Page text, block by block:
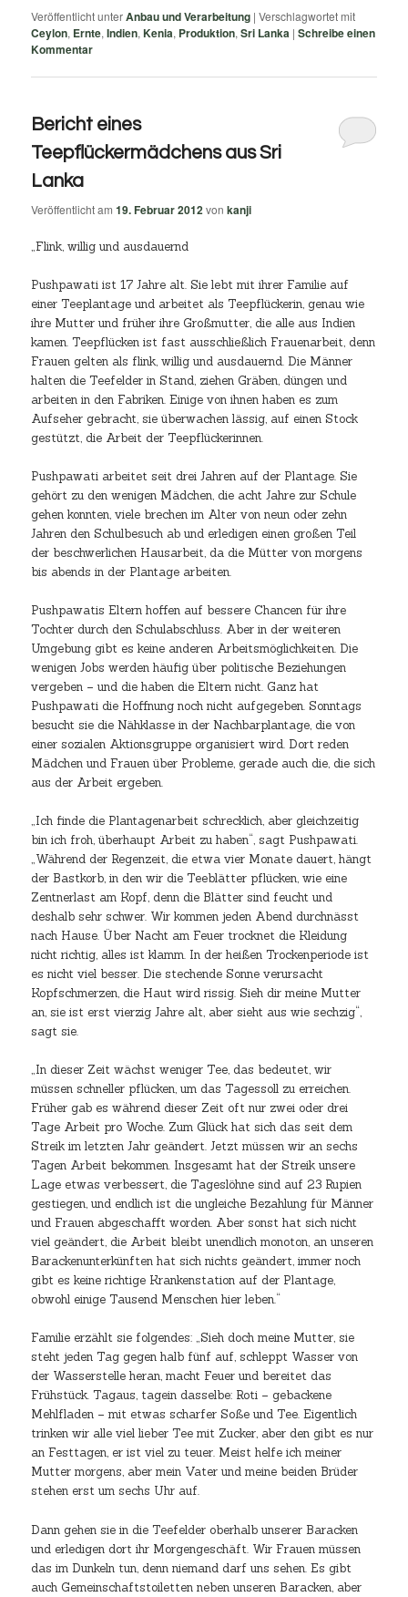
Veröffentlicht unterAnbau und Verarbeitung |Verschlagwortet mit
Ceylon, Ernte,Indien,Kenia, Produktion,Sri Lanka |Schreibe einen
Kommentar
Bericht eines
Teepflückermädchens aus Sri
Lanka
Veröffentlicht am19. Februar 2012 vonkanji
„Flink, willig und ausdauernd
Pushpawati ist 17 Jahre alt. Sie lebt mit ihrer Familie auf
einer Teeplantage und arbeitet als Teepflückerin, genau wie
ihre Mutter und früher ihre Großmutter, die alle aus Indien
kamen. Teepflücken ist fast ausschließlich Frauenarbeit, denn
Frauen gelten als flink, willig und ausdauernd. Die Männer
halten die Teefelder in Stand, ziehen Gräben, düngen und
arbeiten in den Fabriken. Einige von ihnen haben es zum
Aufseher gebracht, sie überwachen lässig, auf einen Stock
gestützt, die Arbeit der Teepflückerinnen.
Pushpawati arbeitet seit drei Jahren auf der Plantage. Sie
gehört zu den wenigen Mädchen, die acht Jahre zur Schule
gehen konnten, viele brechen im Alter von neun oder zehn
Jahren den Schulbesuch ab und erledigen einen großen Teil
der beschwerlichen Hausarbeit, da die Mütter von morgens
bis abends in der Plantage arbeiten.
Pushpawatis Eltern hoffen auf bessere Chancen für ihre
Tochter durch den Schulabschluss. Aber in der weiteren
Umgebung gibt es keine anderen Arbeitsmöglichkeiten. Die
wenigen Jobs werden häufig über politische Beziehungen
vergeben – und die haben die Eltern nicht. Ganz hat
Pushpawati die Hoffnung noch nicht aufgegeben. Sonntags
besucht sie die Nähklasse in der Nachbarplantage, die von
einer sozialen Aktionsgruppe organisiert wird. Dort reden
Mädchen und Frauen über Probleme, gerade auch die, die sich
aus der Arbeit ergeben.
„Ich finde die Plantagenarbeit schrecklich, aber gleichzeitig
bin ich froh, überhaupt Arbeit zu haben“, sagt Pushpawati.
„Während der Regenzeit, die etwa vier Monate dauert, hängt
der Bastkorb, in den wir die Teeblätter pflücken, wie eine
Zentnerlast am Kopf, denn die Blätter sind feucht und
deshalb sehr schwer. Wir kommen jeden Abend durchnässt
nach Hause. Über Nacht am Feuer trocknet die Kleidung
nicht richtig, alles ist klamm. In der heißen Trockenperiode ist
es nicht viel besser. Die stechende Sonne verursacht
Kopfschmerzen, die Haut wird rissig. Sieh dir meine Mutter
an, sie ist erst vierzig Jahre alt, aber sieht aus wie sechzig“,
sagt sie.
„In dieser Zeit wächst weniger Tee, das bedeutet, wir
müssen schneller pflücken, um das Tagessoll zu erreichen.
Früher gab es während dieser Zeit oft nur zwei oder drei
Tage Arbeit pro Woche. Zum Glück hat sich das seit dem
Streik im letzten Jahr geändert. Jetzt müssen wir an sechs
Tagen Arbeit bekommen. Insgesamt hat der Streik unsere
Lage etwas verbessert, die Tageslöhne sind auf 23 Rupien
gestiegen, und endlich ist die ungleiche Bezahlung für Männer
und Frauen abgeschafft worden. Aber sonst hat sich nicht
viel geändert, die Arbeit bleibt unendlich monoton, an unseren
Barackenunterkünften hat sich nichts geändert, immer noch
gibt es keine richtige Krankenstation auf der Plantage,
obwohl einige Tausend Menschen hier leben.“
Familie erzählt sie folgendes: „Sieh doch meine Mutter, sie
steht jeden Tag gegen halb fünf auf, schleppt Wasser von
der Wasserstelle heran, macht Feuer und bereitet das
Frühstück. Tagaus, tagein dasselbe: Roti – gebackene
Mehlfladen – mit etwas scharfer Soße und Tee. Eigentlich
trinken wir alle viel lieber Tee mit Zucker, aber den gibt es nur
an Festtagen, er ist viel zu teuer. Meist helfe ich meiner
Mutter morgens, aber mein Vater und meine beiden Brüder
stehen erst um sechs Uhr auf.
Dann gehen sie in die Teefelder oberhalb unserer Baracken
und erledigen dort ihr Morgengeschäft. Wir Frauen müssen
das im Dunkeln tun, denn niemand darf uns sehen. Es gibt
auch Gemeinschaftstoiletten neben unseren Baracken, aber